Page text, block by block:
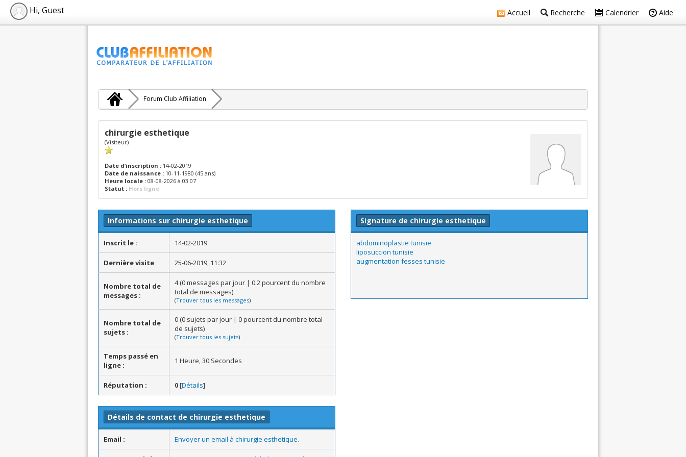
Accueil Recherche Calendrier Aide
Hi, Guest
Forum Club Affiliation
chirurgie esthetique
(Visiteur)
Date d’inscription : 14-02-2019
Date de naissance : 10-11-1980 (45 ans)
Heure locale : 08-08-2026 à 03:07
Statut : Hors ligne
Informations sur chirurgie esthetique
Inscrit le : 14-02-2019
Dernière visite 25-06-2019, 11:32
Nombre total de
messages :
4 (0 messages par jour | 0.2 pourcent du nombre
total de messages)
(Trouver tous les messages)
Nombre total de
sujets :
0 (0 sujets par jour | 0 pourcent du nombre total
de sujets)
(Trouver tous les sujets)
Temps passé en
ligne :
1 Heure, 30 Secondes
Réputation : 0[Détails]
Détails de contact de chirurgie esthetique
Email : Envoyer un email à chirurgie esthetique.
Signature de chirurgie esthetique
abdominoplastie tunisie
liposuccion tunisie
augmentation fesses tunisie